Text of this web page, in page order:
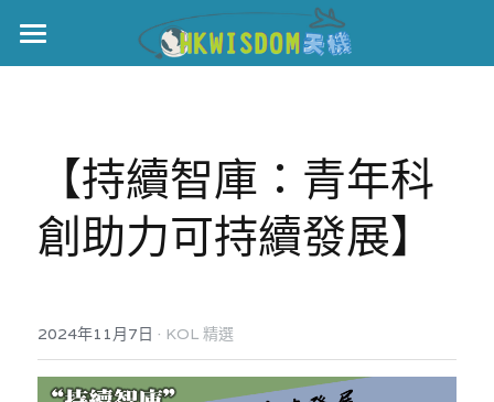
主頁
伊美戰爭
黎智英案
美西媒體謊言實錄
宏福‧革新
宏福苑聽證會
港聞
中國
【持續智庫：青年科
創助力可持續發展】
2024年11月7日 · KOL 精選